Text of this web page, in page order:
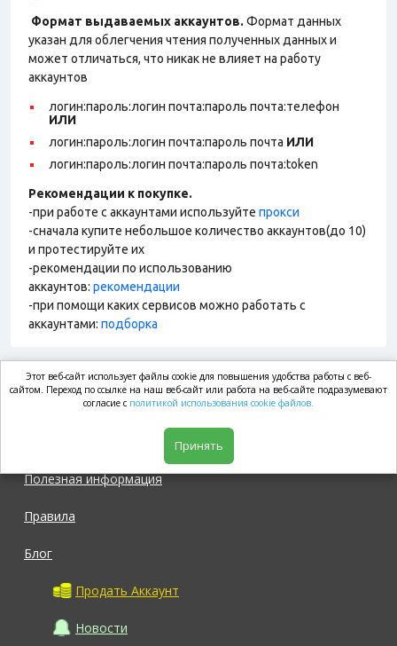
Формат выдаваемых аккаунтов. Формат данных
указан для облегчения чтения полученных данных и
может отличаться, что никак не влияет на работу
аккаунтов
логин:пароль:логин почта:пароль почта:телефон
ИЛИ
логин:пароль:логин почта:пароль почта ИЛИ
логин:пароль:логин почта:пароль почта:token
Рекомендации к покупке.
-при работе с аккаунтами используйте прокси
-сначала купите небольшое количество аккаунтов(до 10)
и протестируйте их
-рекомендации по использованию
аккаунтов: рекомендации
-при помощи каких сервисов можно работать с
аккаунтами: подборка
market.com
Полезная информация
Правила
Блог
Продать Аккаунт
Новости
Этот веб-сайт использует файлы cookie для повышения удобства работы с веб-
сайтом. Переход по ссылке на наш веб-сайт или работа на веб-сайте подразумевают
согласие с политикой использования cookie файлов.
Принять